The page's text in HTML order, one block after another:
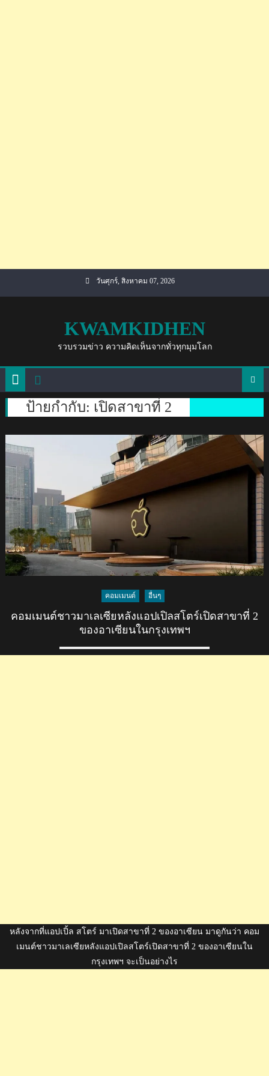
วันศุกร์, สิงหาคม 07, 2026
KWAMKIDHEN
รวบรวมข่าว ความคิดเห็นจากทั่วทุกมุมโลก
ป้ายกำกับ: เปิดสาขาที่ 2
คอมเมนต์ อื่นๆ
คอมเมนต์ชาวมาเลเซียหลังแอปเปิลสโตร์เปิดสาขาที่ 2
ของอาเซียนในกรุงเทพฯ
หลังจากที่แอปเปิ้ล สโตร์ มาเปิดสาขาที่ 2 ของอาเซียน มาดูกันว่า คอม
เมนต์ชาวมาเลเซียหลังแอปเปิลสโตร์เปิดสาขาที่ 2 ของอาเซียนใน
กรุงเทพฯ จะเป็นอย่างไร